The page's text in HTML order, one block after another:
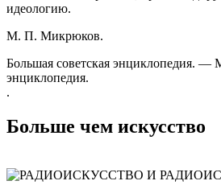
идеологию.
М. П. Микрюков.
Большая советская энциклопедия. —
энциклопедия.
.
Больше чем искусство